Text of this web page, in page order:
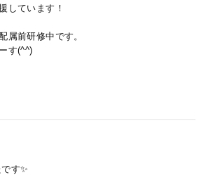
しています！
属前研修中です。
す(^^)
す✨